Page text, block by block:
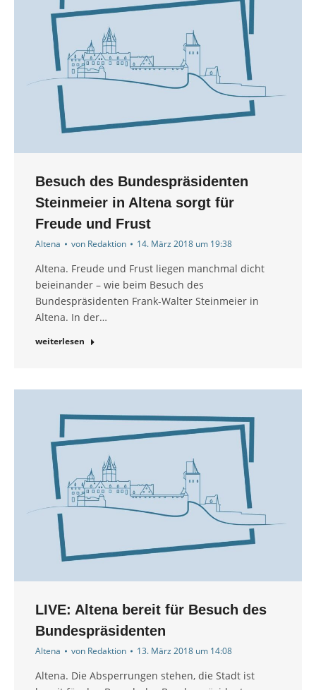
Besuch des Bundespräsidenten
Steinmeier in Altena sorgt für
Freude und Frust
Altena von Redaktion 14. März 2018 um 19:38
Altena. Freude und Frust liegen manchmal dicht
beieinander – wie beim Besuch des
Bundespräsidenten Frank-Walter Steinmeier in
Altena. In der…
weiterlesen
LIVE: Altena bereit für Besuch des
Bundespräsidenten
Altena von Redaktion 13. März 2018 um 14:08
Altena. Die Absperrungen stehen, die Stadt ist